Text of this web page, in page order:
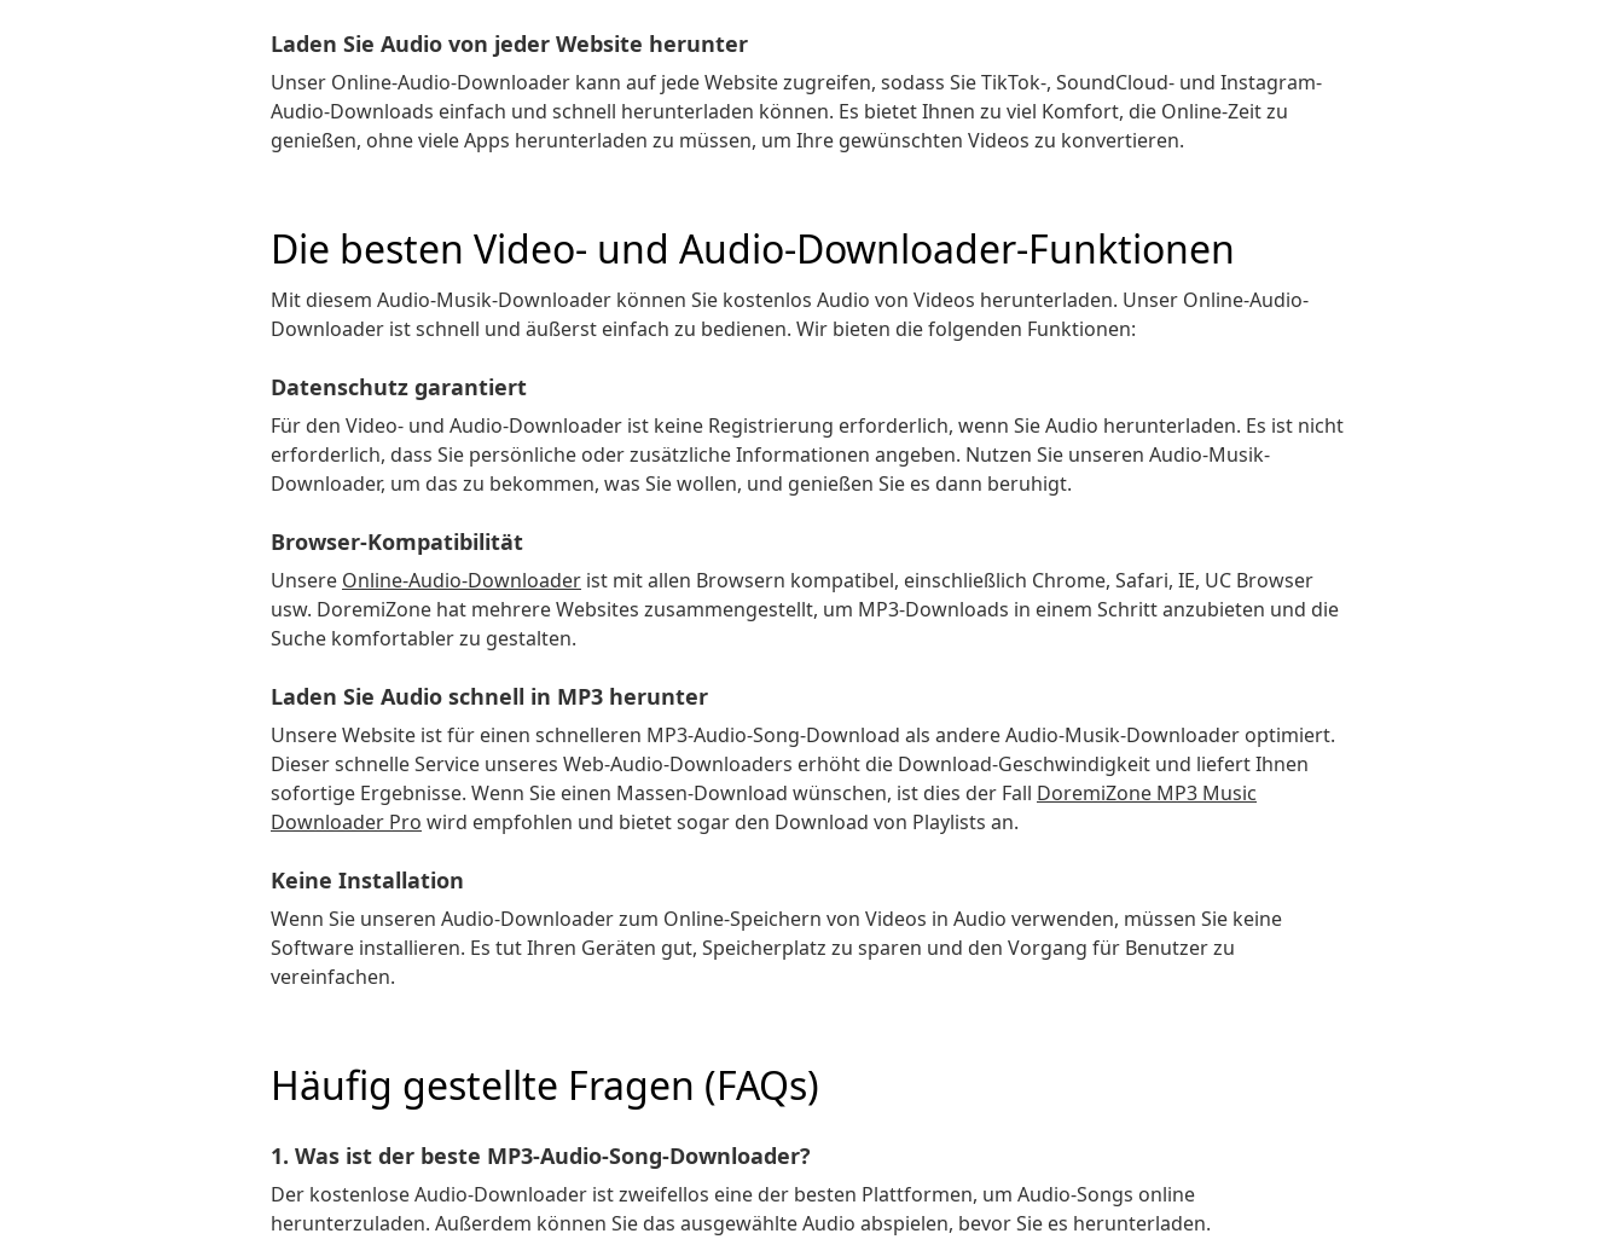
Laden Sie Audio von jeder Website herunter
Unser Online-Audio-Downloader kann auf jede Website zugreifen, sodass Sie TikTok-, SoundCloud- und Instagram-
Audio-Downloads einfach und schnell herunterladen können. Es bietet Ihnen zu viel Komfort, die Online-Zeit zu
genießen, ohne viele Apps herunterladen zu müssen, um Ihre gewünschten Videos zu konvertieren.
Die besten Video- und Audio-Downloader-Funktionen
Mit diesem Audio-Musik-Downloader können Sie kostenlos Audio von Videos herunterladen. Unser Online-Audio-
Downloader ist schnell und äußerst einfach zu bedienen. Wir bieten die folgenden Funktionen:
Datenschutz garantiert
Für den Video- und Audio-Downloader ist keine Registrierung erforderlich, wenn Sie Audio herunterladen. Es ist nicht
erforderlich, dass Sie persönliche oder zusätzliche Informationen angeben. Nutzen Sie unseren Audio-Musik-
Downloader, um das zu bekommen, was Sie wollen, und genießen Sie es dann beruhigt.
Browser-Kompatibilität
Unsere Online-Audio-Downloader ist mit allen Browsern kompatibel, einschließlich Chrome, Safari, IE, UC Browser
usw. DoremiZone hat mehrere Websites zusammengestellt, um MP3-Downloads in einem Schritt anzubieten und die
Suche komfortabler zu gestalten.
Laden Sie Audio schnell in MP3 herunter
Unsere Website ist für einen schnelleren MP3-Audio-Song-Download als andere Audio-Musik-Downloader optimiert.
Dieser schnelle Service unseres Web-Audio-Downloaders erhöht die Download-Geschwindigkeit und liefert Ihnen
sofortige Ergebnisse. Wenn Sie einen Massen-Download wünschen, ist dies der Fall DoremiZone MP3 Music
Downloader Pro wird empfohlen und bietet sogar den Download von Playlists an.
Keine Installation
Wenn Sie unseren Audio-Downloader zum Online-Speichern von Videos in Audio verwenden, müssen Sie keine
Software installieren. Es tut Ihren Geräten gut, Speicherplatz zu sparen und den Vorgang für Benutzer zu
vereinfachen.
Häufig gestellte Fragen (FAQs)
1. Was ist der beste MP3-Audio-Song-Downloader?
Der kostenlose Audio-Downloader ist zweifellos eine der besten Plattformen, um Audio-Songs online
herunterzuladen. Außerdem können Sie das ausgewählte Audio abspielen, bevor Sie es herunterladen.